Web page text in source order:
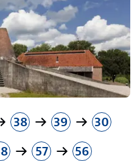
38 39
30
57
56